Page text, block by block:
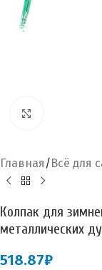
Главная Всё для
Колпак для
металлических
518.87₽